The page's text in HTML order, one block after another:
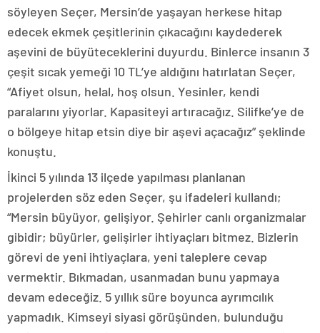
söyleyen Seçer, Mersin’de yaşayan herkese hitap
edecek ekmek çeşitlerinin çıkacağını kaydederek
aşevini de büyüteceklerini duyurdu. Binlerce insanın 3
çeşit sıcak yemeği 10 TL’ye aldığını hatırlatan Seçer,
“Afiyet olsun, helal, hoş olsun. Yesinler, kendi
paralarını yiyorlar. Kapasiteyi artıracağız. Silifke’ye de
o bölgeye hitap etsin diye bir aşevi açacağız” şeklinde
konuştu.
İkinci 5 yılında 13 ilçede yapılması planlanan
projelerden söz eden Seçer, şu ifadeleri kullandı;
“Mersin büyüyor, gelişiyor. Şehirler canlı organizmalar
gibidir; büyürler, gelişirler ihtiyaçları bitmez. Bizlerin
görevi de yeni ihtiyaçlara, yeni taleplere cevap
vermektir. Bıkmadan, usanmadan bunu yapmaya
devam edeceğiz. 5 yıllık süre boyunca ayrımcılık
yapmadık. Kimseyi siyasi görüşünden, bulunduğu